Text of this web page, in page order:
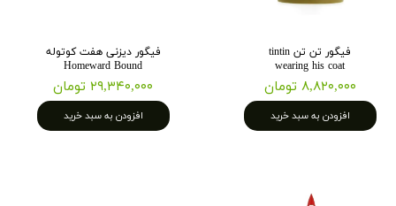
فیگور تن تن tintin
wearing his coat
۸,۸۲۰,۰۰۰ تومان
افزودن به سبد خرید
فیگور دیزنی هفت کوتوله
Homeward Bound
۲۹,۳۴۰,۰۰۰ تومان
افزودن به سبد خرید